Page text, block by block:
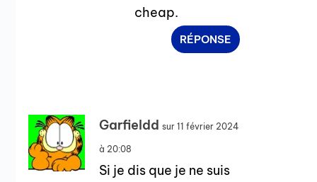
cheap.
RÉPONSE
Garfieldd sur 11 février 2024
à 20:08
Si je dis que je ne suis